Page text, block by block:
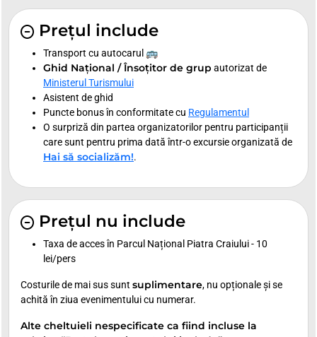
Prețul include
Transport cu autocarul 🚌
Ghid Național / Însoțitor de grup autorizat de
Ministerul Turismului
Asistent de ghid
Puncte bonus în conformitate cu Regulamentul
O surpriză din partea organizatorilor pentru participanții
care sunt pentru prima dată într-o excursie organizată de
Hai să socializăm!.
Prețul nu include
Taxa de acces în Parcul Național Piatra Craiului - 10
lei/pers
Costurile de mai sus sunt suplimentare, nu opționale și se
achită în ziua evenimentului cu numerar.
Alte cheltuieli nespecificate ca fiind incluse la